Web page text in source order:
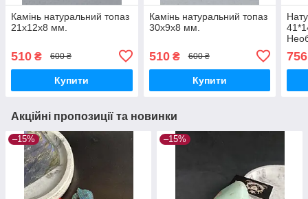
Камінь натуральний топаз
21х12х8 мм.
510 ₴ 600 ₴
Купити
Камінь натуральний топаз
30х9х8 мм.
510₴ 600 ₴
Купити
Акційні пропозиції та новинки
–15% –15%